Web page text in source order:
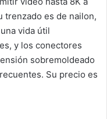
trenzado es de nailon,
vida útil
y los conectores
sobremoldeado
Su precio es